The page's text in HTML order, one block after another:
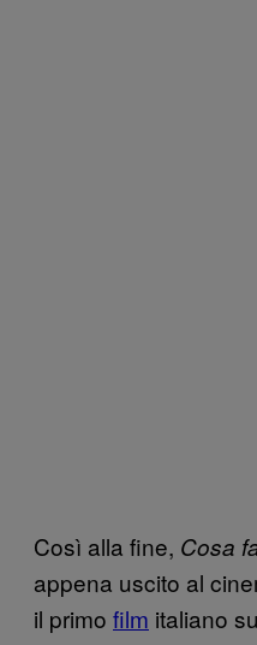
Così alla fine, Cosa
appena uscito al
il primo film italiano